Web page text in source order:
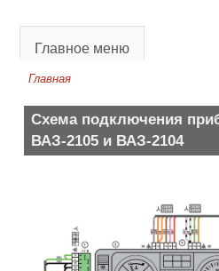
Главное меню
Главная
Схема подключения
ВАЗ-2105 и ВАЗ-2104